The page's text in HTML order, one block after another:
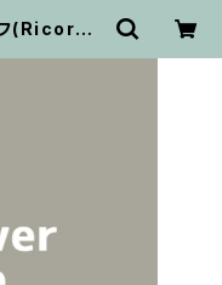
フ(Ricordi)